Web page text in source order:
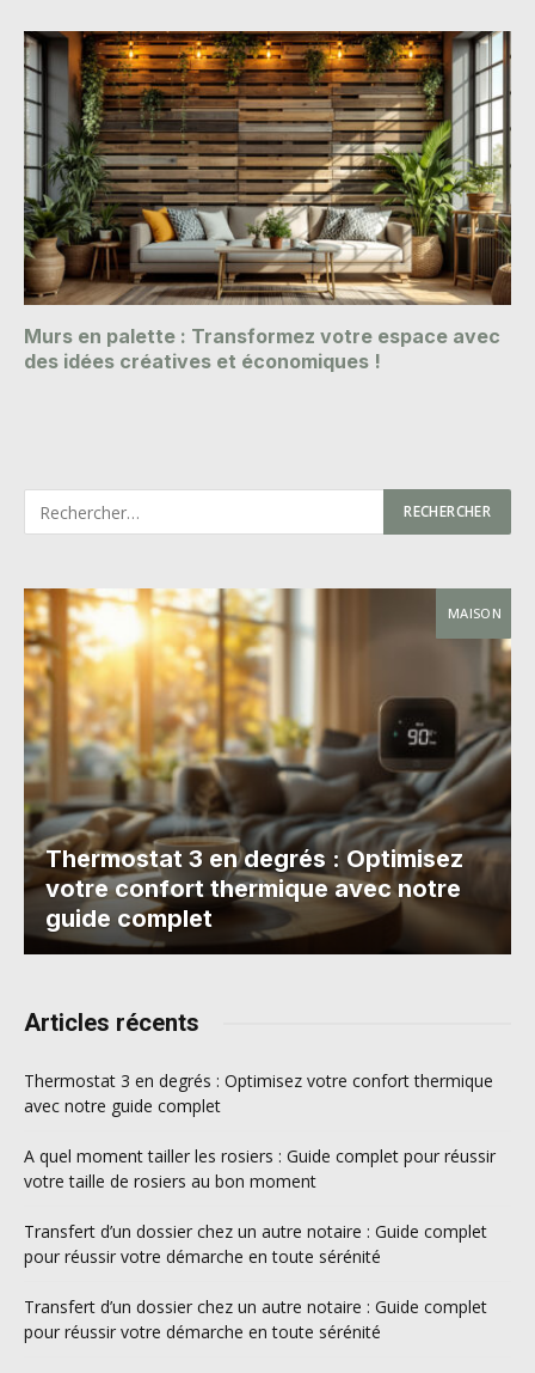
Murs en palette : Transformez votre espace avec
des idées créatives et économiques !
MAISON
Thermostat 3 en degrés : Optimisez
votre confort thermique avec notre
guide complet
Articles récents
Thermostat 3 en degrés : Optimisez votre confort thermique
avec notre guide complet
A quel moment tailler les rosiers : Guide complet pour réussir
votre taille de rosiers au bon moment
Transfert d’un dossier chez un autre notaire : Guide complet
pour réussir votre démarche en toute sérénité
Transfert d’un dossier chez un autre notaire : Guide complet
pour réussir votre démarche en toute sérénité